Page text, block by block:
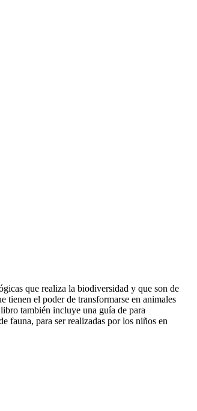
que realiza la biodiversidad y que son de
tienen el poder de transformarse en animales
también incluye una guía de para
fauna, para ser realizadas por los niños en